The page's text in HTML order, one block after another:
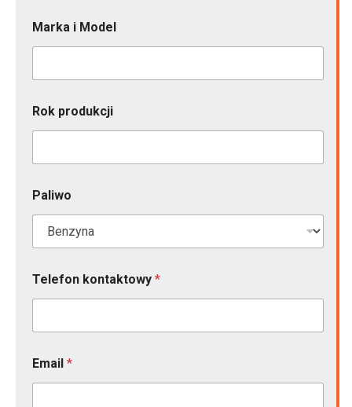
Marka i Model
Rok produkcji
Paliwo
Telefon kontaktowy *
Email *